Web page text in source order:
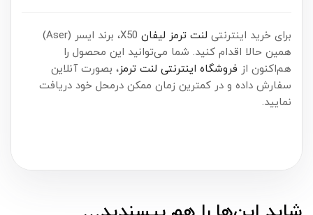
برای خرید اینترنتی لنت ترمز لیفان
X50، برند ایسر (Aser)
همین حالا اقدام کنید. شما می‌توانید این محصول را
هم‌اکنون از فروشگاه اینترنتی لنت ترمز، بصورت آنلاین
سفارش داده و در کمترین زمان ممکن درمحل خود دریافت
نمایید.